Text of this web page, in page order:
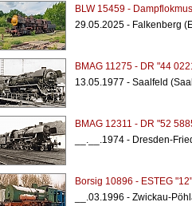
BLW 15459 -
29.05.2025 - Falkenberg
BMAG 11275 - DR "44
13.05.1977 - Saalfeld
BMAG 12311 - DR "52
__.__.1974 - Dresden-
Borsig 10896 - ESTEG "12"
__.03.1996 - Zwickau-